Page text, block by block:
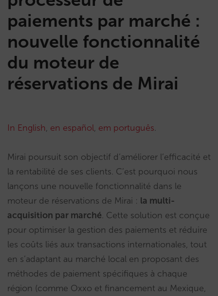
paiements par marché :
nouvelle fonctionnalité
du moteur de
réservations de Mirai
In English, en español, em português.
Mirai poursuit son objectif d’améliorer l’efficacité et
la rentabilité de ses clients. C’est pourquoi nous
lançons une nouvelle fonctionnalité dans le
moteur de réservations de Mirai : la multi-
acquisition par marché. Cette solution est conçue
pour optimiser la gestion des paiements et réduire
les coûts liés aux transactions internationales, tout
en s’adaptant au marché local en proposant des
méthodes de paiement spécifiques à chaque
région (comme Oxxo et financement au Mexique,